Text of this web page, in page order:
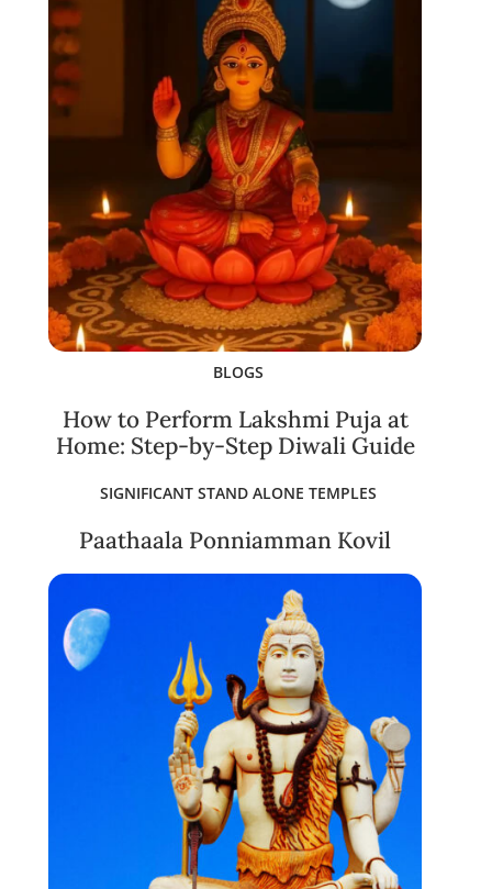
BLOGS
How to Perform Lakshmi Puja at
Home: Step-by-Step Diwali Guide
SIGNIFICANT STAND ALONE TEMPLES
Paathaala Ponniamman Kovil